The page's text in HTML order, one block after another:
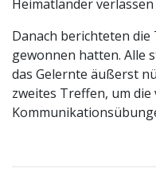
Heimatländer
Danach berichteten die
gewonnen hatten. Alle
das Gelernte äußerst
zweites Treffen, um